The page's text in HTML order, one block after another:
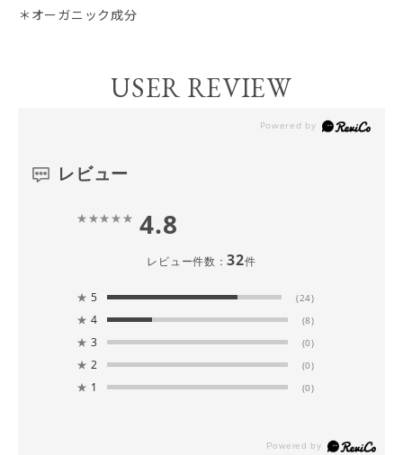
＊オーガニック成分
USER REVIEW
レビュー
4.8
レビュー件数：32件
★ 5 (24)
★ 4 (8)
★ 3 (0)
★ 2 (0)
★ 1 (0)